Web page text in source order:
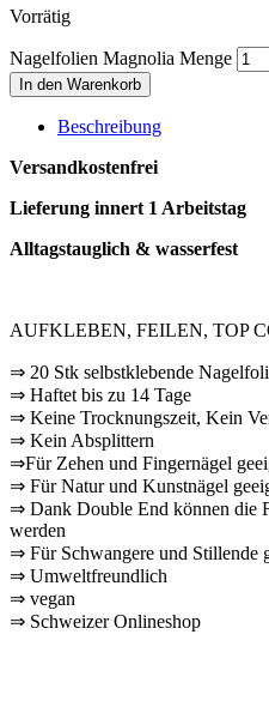
Vorrätig
Nagelfolien Magnolia Menge
In den Warenkorb
Beschreibung
Versandkostenfrei
Lieferung innert 1 Arbeitstag
Alltagstauglich & wasserfest
AUFKLEBEN, FEILEN, TOP
⇒ 20 Stk selbstklebende
⇒ Haftet bis zu 14 Tage
⇒ Keine Trocknungszeit, Kein
⇒ Kein Absplittern
⇒Für Zehen und Fingernägel
⇒ Für Natur und Kunstnägel
⇒ Dank Double End können die
werden
⇒ Für Schwangere und Stillende
⇒ Umweltfreundlich
⇒ vegan
⇒ Schweizer Onlineshop